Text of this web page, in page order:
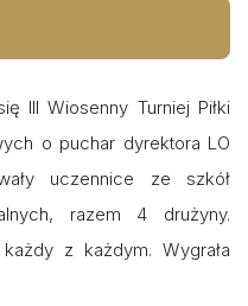
III Wiosenny Turniej Piłki
o puchar dyrektora LO
uczennice ze szkół
razem 4 drużyny.
z każdym. Wygrała